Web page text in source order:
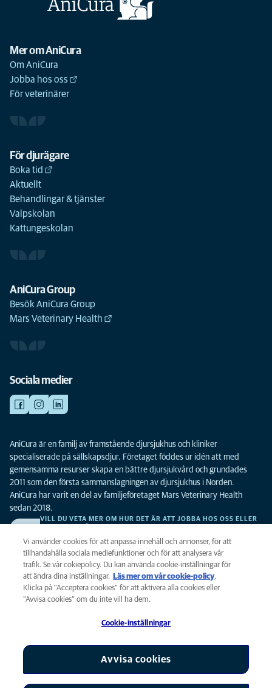
Mer om AniCura
Om AniCura
Jobba hos oss
För veterinärer
För djurägare
Boka tid
Aktuellt
Behandlingar & tjänster
Valpskolan
Kattungeskolan
AniCura Group
Besök AniCura Group
Mars Veterinary Health
Sociala medier
AniCura är en familj av framstående djursjukhus och kliniker
specialiserade på sällskapsdjur. Företaget föddes ur idén att med
gemensamma resurser skapa en bättre djursjukvård och grundades
2011 som den första sammanslagningen av djursjukhus i Norden.
AniCura har varit en del av familjeföretaget Mars Veterinary Health
sedan 2018.
VILL DU VETA MER OM HUR DET ÄR ATT JOBBA HOS OSS ELLER
Integritet
Legalt
AniCura är ett dotterbolag till Mars, Inc © 2026
Vi använder cookies för att anpassa innehåll och annonser, för att
tillhandahålla sociala mediefunktioner och för att analysera vår
trafik. Se vår cokiepolicy. Du kan använda cookie-inställningar för
att ändra dina inställningar.
Läs mer om vår cookie-policy(opens in a
new tab)
.
Klicka på ”Acceptera cookies” för att aktivera alla cookies eller
”Avvisa cookies” om du inte vill ha dem.
Cookie-inställningar
Avvisa cookies